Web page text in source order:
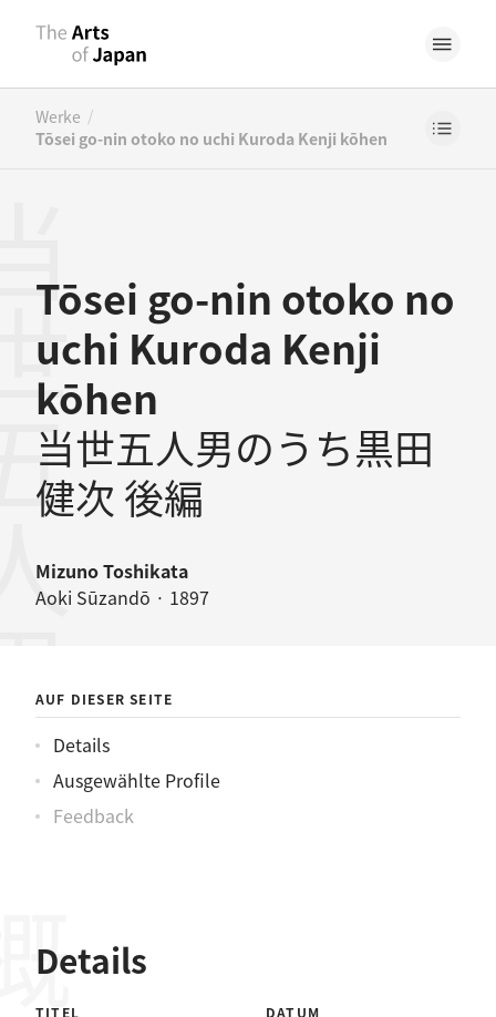
Werke /
Tōsei go-nin otoko no uchi Kuroda Kenji kōhen
Tōsei go-nin otoko no
uchi Kuroda Kenji
kōhen
当世五人男のうち黒田
健次 後編
Mizuno Toshikata
Aoki Sūzandō · 1897
AUF DIESER SEITE
Details
Ausgewählte Profile
Feedback
Details
TITEL DATUM